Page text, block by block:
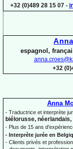
+32 (0)489 28 15 07 -
espagnol,
+32
Anna
- Traductrice et interprète
biélorusse,
- Plus de 15 ans
- Interprète jurée en
- Clients privés et